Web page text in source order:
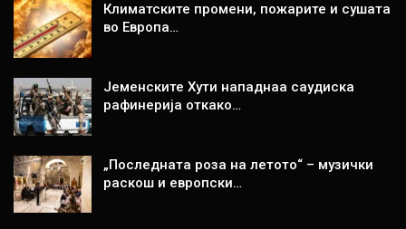
Климатските промени, пожарите и сушата
во Европа…
Јеменските Хути нападнаа саудиска
рафинерија откако…
„Последната роза на летото“ – музички
раскош и европски…